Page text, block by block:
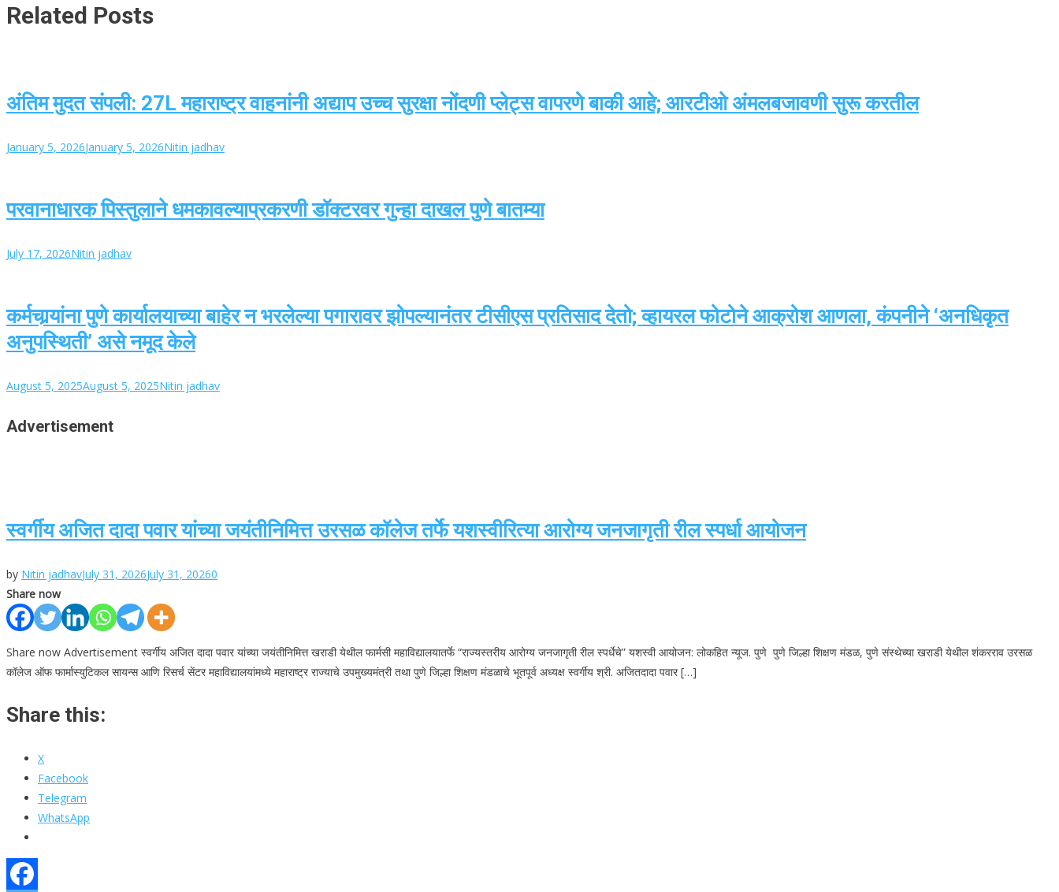
Related Posts
अंतिम मुदत संपली: 27L महाराष्ट्र वाहनांनी अद्याप उच्च सुरक्षा नोंदणी प्लेट्स वापरणे बाकी आहे; आरटीओ अंमलबजावणी सुरू करतील
January 5, 2026January 5, 2026Nitin jadhav
परवानाधारक पिस्तुलाने धमकावल्याप्रकरणी डॉक्टरवर गुन्हा दाखल पुणे बातम्या
July 17, 2026Nitin jadhav
कर्मचार्‍यांना पुणे कार्यालयाच्या बाहेर न भरलेल्या पगारावर झोपल्यानंतर टीसीएस प्रतिसाद देतो; व्हायरल फोटोने आक्रोश आणला, कंपनीने ‘अनधिकृत
अनुपस्थिती’ असे नमूद केले
August 5, 2025August 5, 2025Nitin jadhav
Advertisement
स्वर्गीय अजित दादा पवार यांच्या जयंतीनिमित्त उरसळ कॉलेज तर्फे यशस्वीरित्या आरोग्य जनजागृती रील स्पर्धा आयोजन
by Nitin jadhavJuly 31, 2026July 31, 20260
Share now
Share now Advertisement स्वर्गीय अजित दादा पवार यांच्या जयंतीनिमित्त खराडी येथील फार्मसी महाविद्यालयातर्फे “राज्यस्तरीय आरोग्य जनजागृती रील स्पर्धेचे” यशस्वी आयोजन: लोकहित न्यूज. पुणे पुणे जिल्हा शिक्षण मंडळ, पुणे संस्थेच्या खराडी येथील शंकरराव उरसळ
कॉलेज ऑफ फार्मास्युटिकल सायन्स आणि रिसर्च सेंटर महाविद्यालयांमध्ये महाराष्ट्र राज्याचे उपमुख्यमंत्री तथा पुणे जिल्हा शिक्षण मंडळाचे भूतपूर्व अध्यक्ष स्वर्गीय श्री. अजितदादा पवार […]
Share this:
X
Facebook
Telegram
WhatsApp